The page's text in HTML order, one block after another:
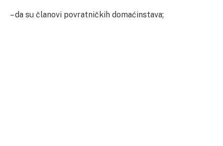
– da su članovi povratničkih domaćinstava;